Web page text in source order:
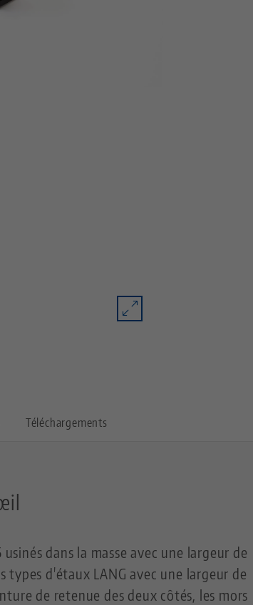
Téléchargements
dans la masse avec une largeur de
types d'étaux LANG avec une largeur de
de retenue des deux côtés, les mors